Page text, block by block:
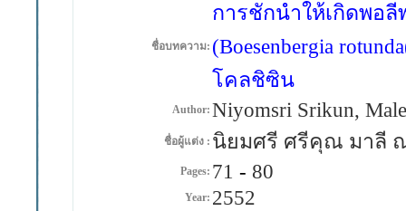
ชื่อบทความ:
การชักนำให้เกิดพอลี
(Boesenbergia
โคลชิซิน
Author: Niyomsri Srikun,
ชื่อผู้แต่ง : นิยมศรี ศรีคุณ มาลี
Pages: 71 - 80
Year: 2552